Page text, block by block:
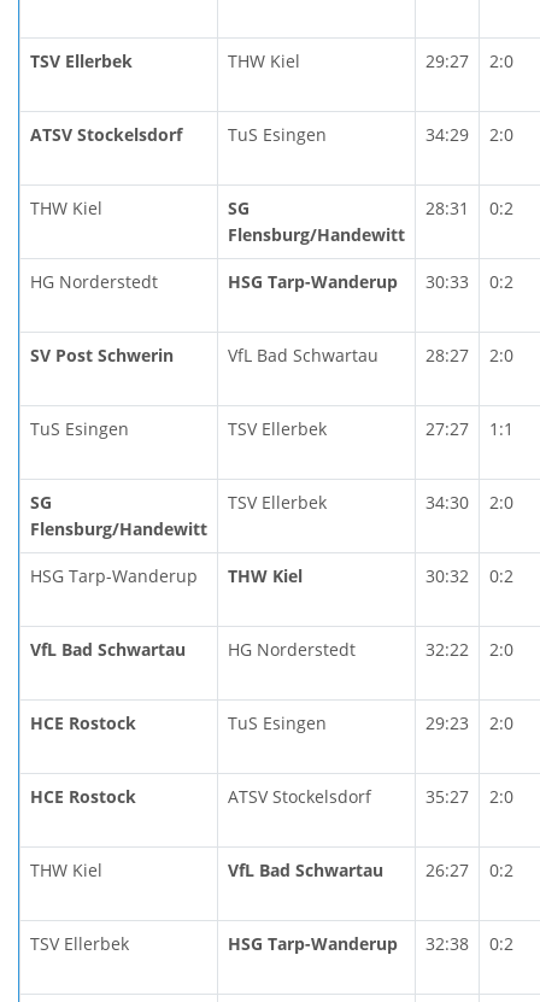
TSV Ellerbek THW Kiel 29:27 2:0
ATSV Stockelsdorf TuS Esingen 34:29 2:0
THW Kiel
SG
Flensburg/Handewitt
28:31 0:2
HG Norderstedt HSG Tarp-Wanderup 30:33 0:2
SV Post Schwerin VfL Bad Schwartau 28:27 2:0
TuS Esingen TSV Ellerbek 27:27 1:1
SG
Flensburg/Handewitt
TSV Ellerbek 34:30 2:0
HSG Tarp-Wanderup THW Kiel 30:32 0:2
VfL Bad Schwartau HG Norderstedt 32:22 2:0
HCE Rostock TuS Esingen 29:23 2:0
HCE Rostock ATSV Stockelsdorf 35:27 2:0
THW Kiel VfL Bad Schwartau 26:27 0:2
TSV Ellerbek HSG Tarp-Wanderup 32:38 0:2